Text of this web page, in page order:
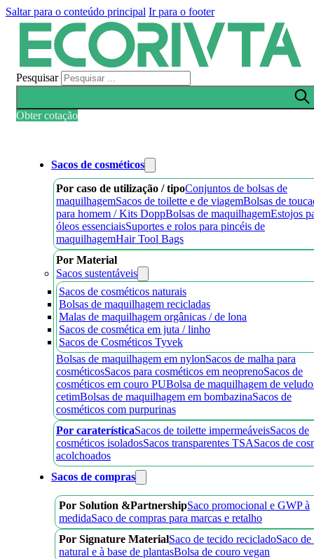
Saltar para o conteúdo principal Ir para o footer
Pesquisar
Obter cotação
Sacos de cosméticos
Por caso de utilização / tipoConjuntos de bolsas de
maquilhagemSacos de toilette e de viagemBolsas de
para homem / Kits DoppBolsas de maquilhagemEstojos
óleos essenciaisSuportes e rolos para pincéis de
maquilhagemHair Tool Bags
Por Material
Sacos sustentáveis
Sacos de cosméticos naturais
Bolsas de maquilhagem recicladas
Malas de maquilhagem orgânicas / de lona
Sacos de cosmética em juta / linho
Sacos de Cosméticos Tyvek
Bolsas de maquilhagem em nylonSacos de malha para
cosméticosSacos para cosméticos em neoprenoSacos de
cosméticos em couro PUBolsa de maquilhagem de
cetimBolsas de maquilhagem em bombazinaSacos de
cosméticos com purpurinas
Por caraterísticaSacos de toilette impermeáveisSacos de
cosméticos isoladosSacos transparentes TSASacos de
acolchoados
Sacos de compras
Por Solution &PartnershipSaco promocional e GWP à
medidaSaco de compras para marcas e retalho
Por Signature MaterialSaco de tecido recicladoSaco
natural e à base de plantasBolsa de couro vegan